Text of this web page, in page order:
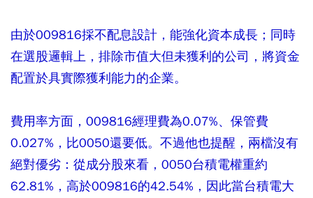
由於009816採不配息設計，能強化資本成長；同時
在選股邏輯上，排除市值大但未獲利的公司，將資金
配置於具實際獲利能力的企業。
費用率方面，009816經理費為0.07%、保管費
0.027%，比0050還要低。不過他也提醒，兩檔沒有
絕對優劣：從成分股來看，0050台積電權重約
62.81%，高於009816的42.54%，因此當台積電大